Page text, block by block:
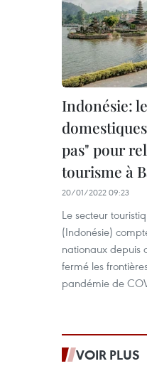
Indonésie:
pas" pour
tourisme à
20/01/2022 09:23
Le secteur
(Indonésie)
nationaux depuis
fermé les
pandémie de
VOIR PLUS